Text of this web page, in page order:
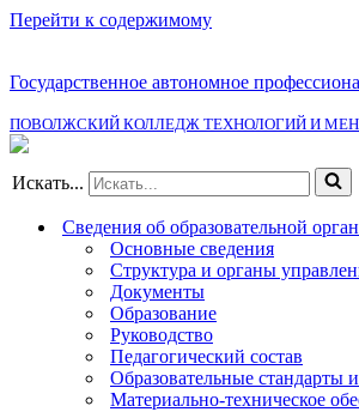
Перейти к содержимому
Государственное автономное
ПОВОЛЖСКИЙ КОЛЛЕДЖ ТЕХНОЛОГИЙ И
Искать...
Сведения об образовательной
Основные сведения
Структура и органы
Документы
Образование
Руководство
Педагогический состав
Образовательные стандарты
Материально-техническое